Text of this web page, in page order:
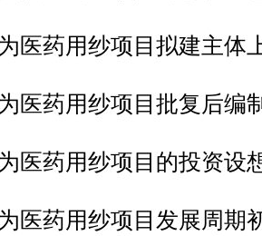
用纱项目拟建主体上
用纱项目批复后编制
用纱项目的投资设想
用纱项目发展周期初